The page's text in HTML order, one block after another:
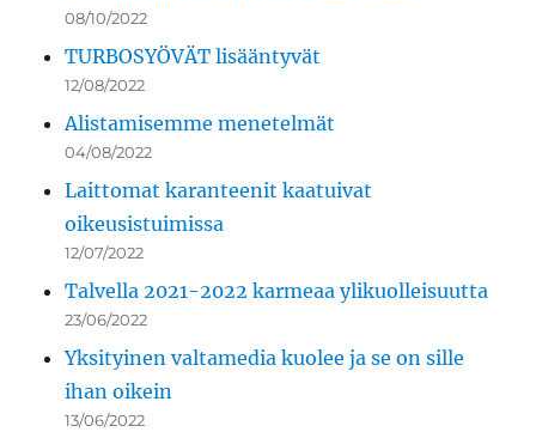
08/10/2022
TURBOSYÖVÄT lisääntyvät
12/08/2022
Alistamisemme menetelmät
04/08/2022
Laittomat karanteenit kaatuivat
oikeusistuimissa
12/07/2022
Talvella 2021-2022 karmeaa ylikuolleisuutta
23/06/2022
Yksityinen valtamedia kuolee ja se on sille
ihan oikein
13/06/2022